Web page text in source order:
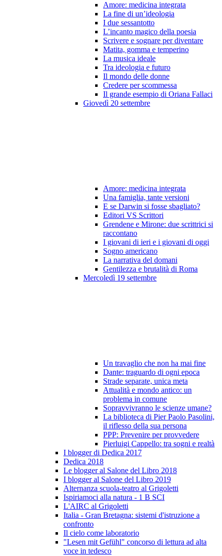
Amore: medicina integrata
La fine di un’ideologia
I due sessantotto
L’incanto magico della poesia
Scrivere e sognare per diventare
Matita, gomma e temperino
La musica ideale
Tra ideologia e futuro
Il mondo delle donne
Credere per scommessa
Il grande esempio di Oriana Fallaci
Giovedì 20 settembre
Amore: medicina integrata
Una famiglia, tante versioni
E se Darwin si fosse sbagliato?
Editori VS Scrittori
Grendene e Mirone: due scrittrici si
raccontano
I giovani di ieri e i giovani di oggi
Sogno americano
La narrativa del domani
Gentilezza e brutalità di Roma
Mercoledì 19 settembre
Un travaglio che non ha mai fine
Dante: traguardo di ogni epoca
Strade separate, unica meta
Attualità e mondo antico: un
problema in comune
Sopravvivranno le scienze umane?
La biblioteca di Pier Paolo Pasolini,
il riflesso della sua persona
PPP: Prevenire per provvedere
Pierluigi Cappello: tra sogni e realtà
I blogger di Dedica 2017
Dedica 2018
Le blogger al Salone del Libro 2018
I blogger al Salone del Libro 2019
Alternanza scuola-teatro al Grigoletti
Ispiriamoci alla natura - 1 B SCI
L'AIRC al Grigoletti
Italia - Gran Bretagna: sistemi d'istruzione a
confronto
Il cielo come laboratorio
"Lesen mit Gefühl" concorso di lettura ad alta
voce in tedesco